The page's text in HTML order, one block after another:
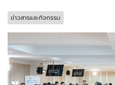
ข่าวสารและกิจกรรม